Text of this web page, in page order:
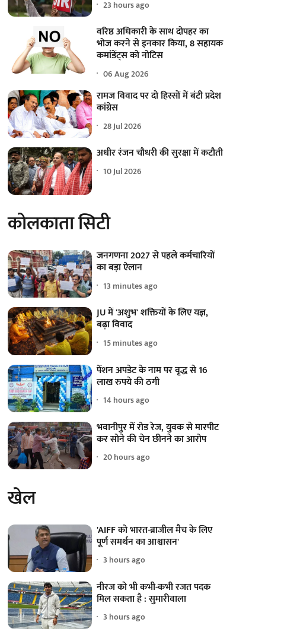
23 hours ago
वरिष्ठ अधिकारी के साथ दोपहर का
भोज करने से इनकार किया, 8 सहायक
कमांडेंट्स को नोटिस
06 Aug 2026
रामज विवाद पर दो हिस्सों में बंटी प्रदेश
कांग्रेस
28 Jul 2026
अधीर रंजन चौधरी की सुरक्षा में कटौती
10 Jul 2026
कोलकाता सिटी
जनगणना 2027 से पहले कर्मचारियों
का बड़ा ऐलान
13 minutes ago
JU में 'अशुभ' शक्तियों के लिए यज्ञ,
बढ़ा विवाद
15 minutes ago
पेंशन अपडेट के नाम पर वृद्ध से 16
लाख रुपये की ठगी
14 hours ago
भवानीपुर में रोड रेज, युवक से मारपीट
कर सोने की चेन छीनने का आरोप
20 hours ago
खेल
'AIFF को भारत-ब्राजील मैच के लिए
पूर्ण समर्थन का आश्वासन'
3 hours ago
नीरज को भी कभी-कभी रजत पदक
मिल सकता है : सुमारीवाला
3 hours ago